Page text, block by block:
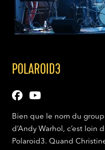
POLAROID3
Bien que le nom du
d’Andy Warhol, c’est loin
Polaroid3.­ Quand